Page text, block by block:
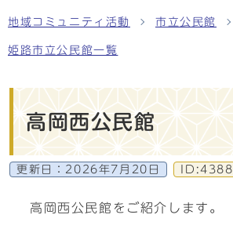
地域コミュニティ活動 市立公民館
姫路市立公民館一覧
高岡西公民館
更新日： 2026年7月20日 ID:4388
高岡西公民館をご紹介します。